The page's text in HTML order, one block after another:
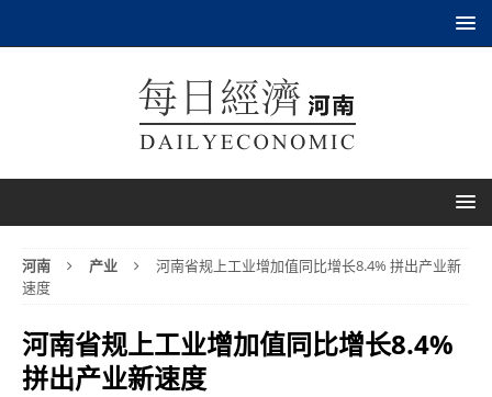
河南 产业
河南省规上工业增加值同比增长8.4% 拼出产业新
速度
河南省规上工业增加值同比增长8.4%
拼出产业新速度